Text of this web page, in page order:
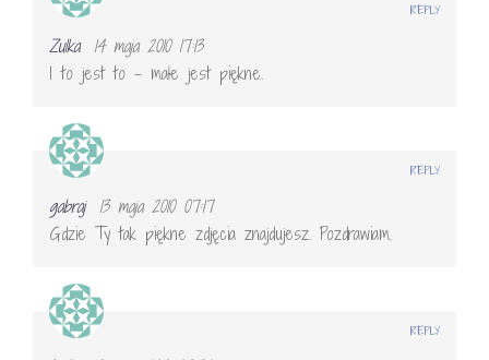
Zulka
14 maja 2010 17:13
I to jest to – małe jest piękne.
REPLY
gabraj
13 maja 2010 07:17
Gdzie Ty tak piękne zdjęcia znajdujesz. Pozdrawiam.
REPLY
REPLY